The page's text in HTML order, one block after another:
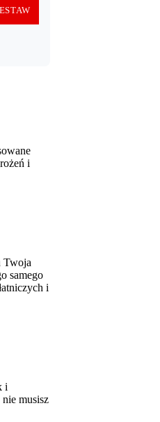
i
Twoja
samego
i
i
musisz